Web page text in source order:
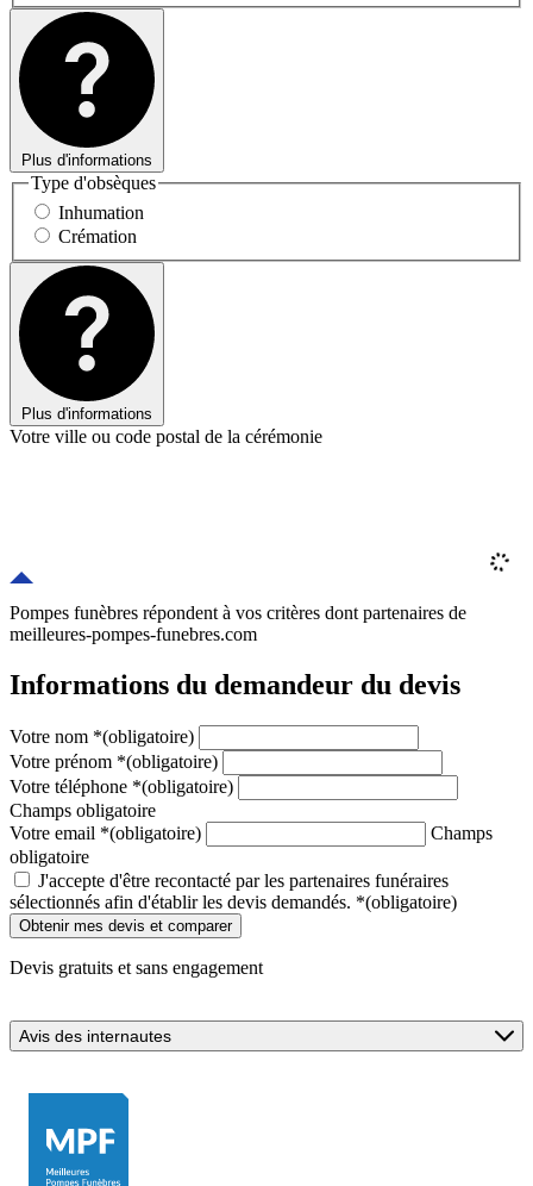
Plus d'informations
Type d'obsèques
Inhumation
Crémation
Plus d'informations
Votre ville ou code postal de la cérémonie
Pompes funèbres répondent à vos critères dont partenaires de
meilleures-pompes-funebres.com
Informations du demandeur du devis
Votre nom *(obligatoire)
Votre prénom *(obligatoire)
Votre téléphone *(obligatoire)
Champs obligatoire
Votre email *(obligatoire)
Champs
obligatoire
J'accepte d'être recontacté par les partenaires funéraires
sélectionnés afin d'établir les devis demandés. *(obligatoire)
Devis gratuits et sans engagement
Avis des internautes